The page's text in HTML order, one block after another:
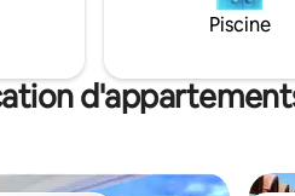
Piscine